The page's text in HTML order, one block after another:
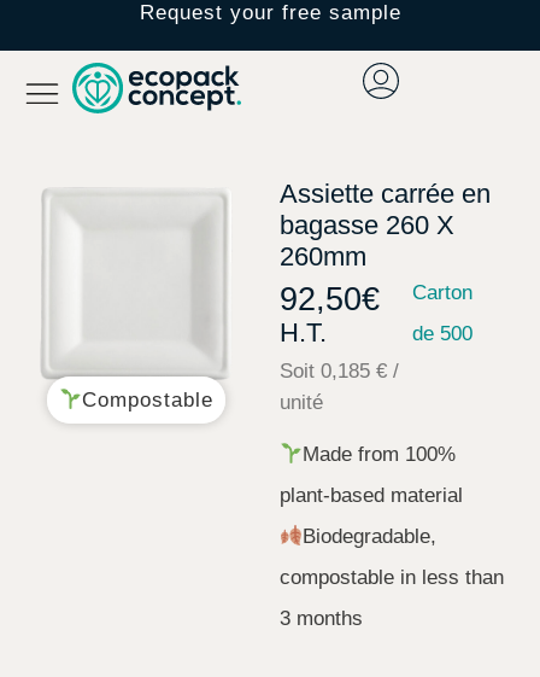
Request your free sample
Compostable
Assiette carrée en
bagasse 260 X
260mm
92,50€
H.T.
Soit 0,185 € /
unité
Carton
de 500
Made from 100%
plant-based material
Biodegradable,
compostable in less than
3 months